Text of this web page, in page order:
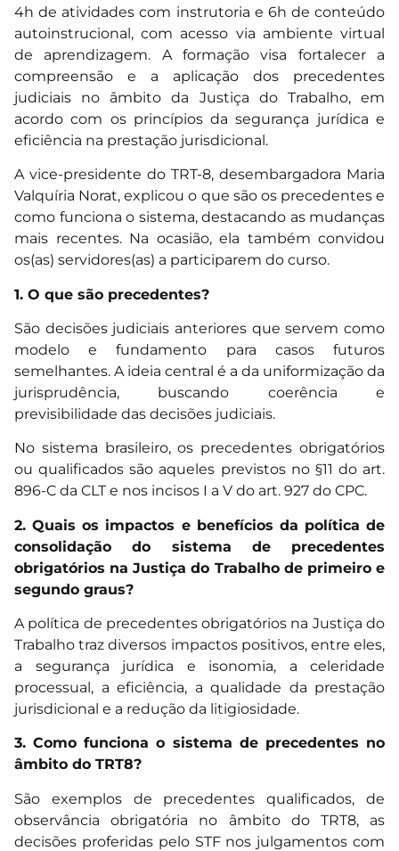
4h de atividades com instrutoria e 6h de conteúdo
autoinstrucional, com acesso via ambiente virtual
de aprendizagem. A formação visa fortalecer a
compreensão e a aplicação dos precedentes
judiciais no âmbito da Justiça do Trabalho, em
acordo com os princípios da segurança jurídica e
eficiência na prestação jurisdicional.
A vice-presidente do TRT-8, desembargadora Maria
Valquíria Norat, explicou o que são os precedentes e
como funciona o sistema, destacando as mudanças
mais recentes. Na ocasião, ela também convidou
os(as) servidores(as) a participarem do curso.
1. O que são precedentes?
São decisões judiciais anteriores que servem como
modelo e fundamento para casos futuros
semelhantes. A ideia central é a da uniformização da
jurisprudência, buscando coerência e
previsibilidade das decisões judiciais.
No sistema brasileiro, os precedentes obrigatórios
ou qualificados são aqueles previstos no §11 do art.
896-C da CLT e nos incisos I a V do art. 927 do CPC.
2. Quais os impactos e benefícios da política de
consolidação do sistema de precedentes
obrigatórios na Justiça do Trabalho de primeiro e
segundo graus?
A política de precedentes obrigatórios na Justiça do
Trabalho traz diversos impactos positivos, entre eles,
a segurança jurídica e isonomia, a celeridade
processual, a eficiência, a qualidade da prestação
jurisdicional e a redução da litigiosidade.
3. Como funciona o sistema de precedentes no
âmbito do TRT8?
São exemplos de precedentes qualificados, de
observância obrigatória no âmbito do TRT8, as
decisões proferidas pelo STF nos julgamentos com